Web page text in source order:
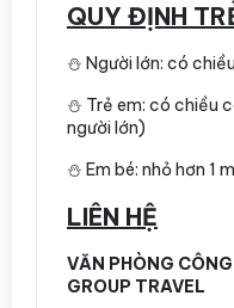
QUY ĐỊNH
⛄️ Người lớn: có
⛄️ Trẻ em: có chiều
người lớn)
⛄️ Em bé: nhỏ hơn 1
LIÊN HỆ
VĂN PHÒNG
GROUP TRAVEL